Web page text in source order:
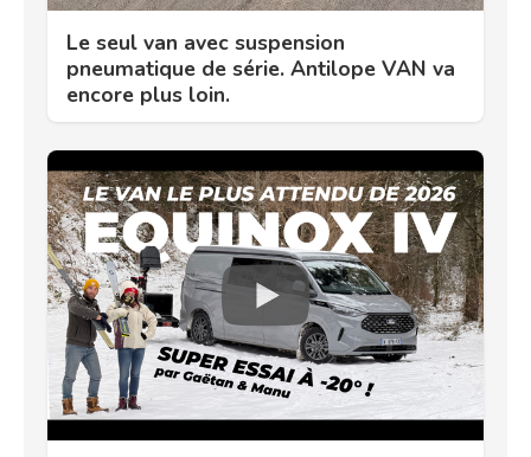
Le seul van avec suspension
pneumatique de série. Antilope VAN va
encore plus loin.